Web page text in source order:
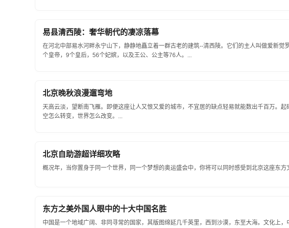
易县清西陵：奢华朝代的凄凉落幕
在河北中部易水河畔永宁山下，静静地矗立着一群古老的建筑--清西陵。它们的主人叫做爱新觉
个皇帝，9个皇后，56个妃嫔，以及王公、公主等76人。...
北京晚秋浪漫遛弯地
天高云淡，望断南飞雁。即便这座让人又恨又爱的城市，不宜居的缺点轻易就能数出千百万。
空怎么转变，世界怎么改变。...
北京自助游超详细攻略
概况年，当你置身于同一个世界，同一个梦想的奥运盛会中，你将可以同时感受到北京这座东方
东方之美外国人眼中的十大中国名胜
中国是一个地域广阔、非同寻常的国家，其版图绵延几千英里，西到沙漠，东至大海。文化上